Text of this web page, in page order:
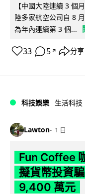
【中國大陸連續 3 個
陸多家航空公司自 8
為年內連續第 3 個...
33 5 ↗ 分享
科技娛樂 生活科技
Lawton 1 日
Fun Coffee
擬貨幣投資
9,400 萬元